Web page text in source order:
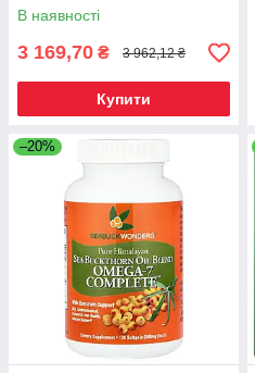
В наявності
3 169,70 ₴ 3 962,12 ₴
Купити
–20%